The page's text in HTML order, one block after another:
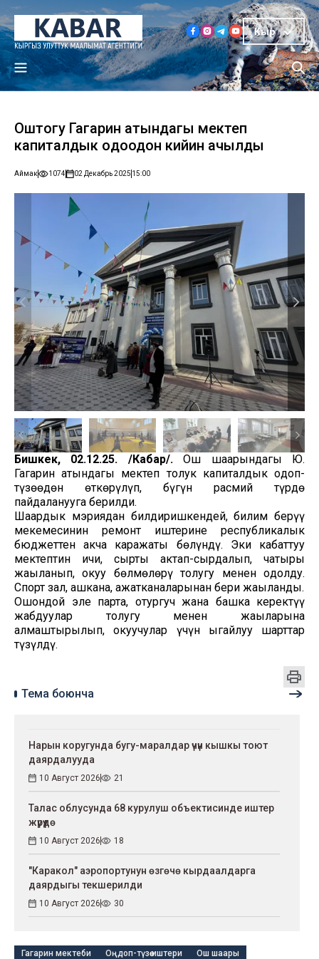
Кыр
Оштогу Гагарин атындагы мектеп
капиталдык оңдоодон кийин ачылды
Аймак 1074 02 Декабрь 2025 15:00
Бишкек, 02.12.25. /Кабар/. Ош шаарындагы Ю.
Гагарин атындагы мектеп толук капиталдык оңдоп-
түзөөдөн өткөрүлүп, бүгүн расмий түрдө
пайдаланууга берилди.
Шаардык мэриядан билдиришкендей, билим берүү
мекемесинин ремонт иштерине республикалык
бюджеттен акча каражаты бөлүндү. Эки кабаттуу
мектептин ичи, сырты актап-сырдалып, чатыры
жаңыланып, окуу бөлмөлөрү толугу менен оңдолду.
Спорт зал, ашкана, ажатканаларынан бери жаңыланды.
Ошондой эле парта, отургуч жана башка керектүү
жабдуулар толугу менен жаңыларына
алмаштырылып, окуучулар үчүн ыңгайлуу шарттар
түзүлдү.
Тема боюнча
Нарын коругунда бугу-маралдар үчүн кышкы тоют
даярдалууда
10 Август 2026 21
Талас облусунда 68 курулуш объектисинде иштер
жүрүүдө
10 Август 2026 18
"Каракол" аэропортунун өзгөчө кырдаалдарга
даярдыгы текшерилди
10 Август 2026 30
Гагарин мектеби Оңдоп-түзөө иштери Ош шаары